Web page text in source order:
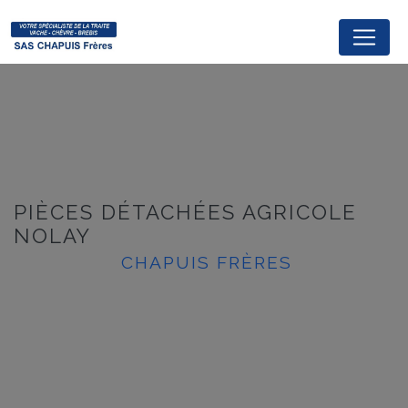
PIÈCES DÉTACHÉES AGRICOLE
NOLAY
CHAPUIS FRÈRES